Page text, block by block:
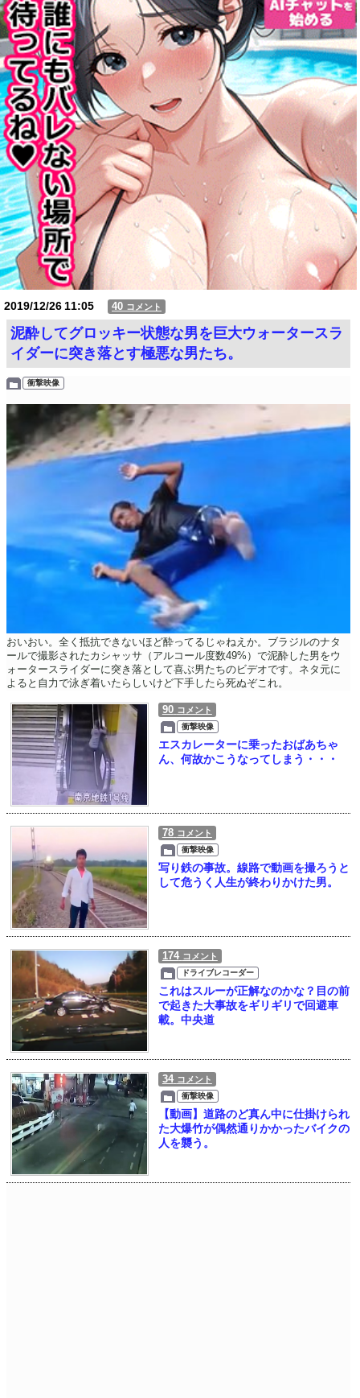
2019/12/2611:05 40 コメント
泥酔してグロッキー状態な男を巨大ウォータースラ
イダーに突き落とす極悪な男たち。
衝撃映像
おいおい。全く抵抗できないほど酔ってるじゃねえか。ブラジルのナタ
ールで撮影されたカシャッサ（アルコール度数49%）で泥酔した男をウ
ォータースライダーに突き落として喜ぶ男たちのビデオです。ネタ元に
よると自力で泳ぎ着いたらしいけど下手したら死ぬぞこれ。
90 コメント
衝撃映像
エスカレーターに乗ったおばあちゃ
ん、何故かこうなってしまう・・・
78 コメント
衝撃映像
写り鉄の事故。線路で動画を撮ろうと
して危うく人生が終わりかけた男。
174 コメント
ドライブレコーダー
これはスルーが正解なのかな？目の前
で起きた大事故をギリギリで回避車
載。中央道
34 コメント
衝撃映像
【動画】道路のど真ん中に仕掛けられ
た大爆竹が偶然通りかかったバイクの
人を襲う。